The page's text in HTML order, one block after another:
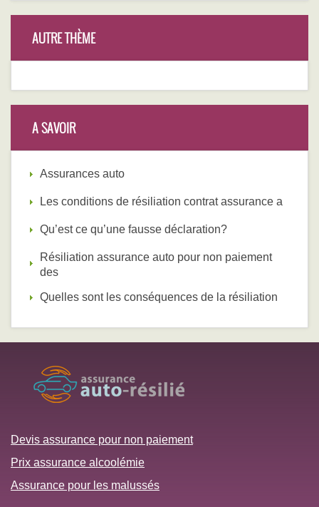
AUTRE THÈME
A SAVOIR
Assurances auto
Les conditions de résiliation contrat assurance a
Qu’est ce qu’une fausse déclaration?
Résiliation assurance auto pour non paiement
des
Quelles sont les conséquences de la résiliation
Devis assurance pour non paiement
Prix assurance alcoolémie
Assurance pour les malussés